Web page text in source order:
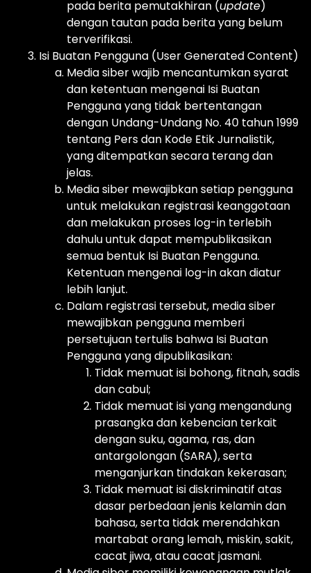
pada berita pemutakhiran (update)
dengan tautan pada berita yang belum
terverifikasi.
Isi Buatan Pengguna (User Generated Content)
Media siber wajib mencantumkan syarat
dan ketentuan mengenai Isi Buatan
Pengguna yang tidak bertentangan
dengan Undang-Undang No. 40 tahun 1999
tentang Pers dan Kode Etik Jurnalistik,
yang ditempatkan secara terang dan
jelas.
Media siber mewajibkan setiap pengguna
untuk melakukan registrasi keanggotaan
dan melakukan proses log-in terlebih
dahulu untuk dapat mempublikasikan
semua bentuk Isi Buatan Pengguna.
Ketentuan mengenai log-in akan diatur
lebih lanjut.
Dalam registrasi tersebut, media siber
mewajibkan pengguna memberi
persetujuan tertulis bahwa Isi Buatan
Pengguna yang dipublikasikan:
Tidak memuat isi bohong, fitnah, sadis
dan cabul;
Tidak memuat isi yang mengandung
prasangka dan kebencian terkait
dengan suku, agama, ras, dan
antargolongan (SARA), serta
menganjurkan tindakan kekerasan;
Tidak memuat isi diskriminatif atas
dasar perbedaan jenis kelamin dan
bahasa, serta tidak merendahkan
martabat orang lemah, miskin, sakit,
cacat jiwa, atau cacat jasmani.